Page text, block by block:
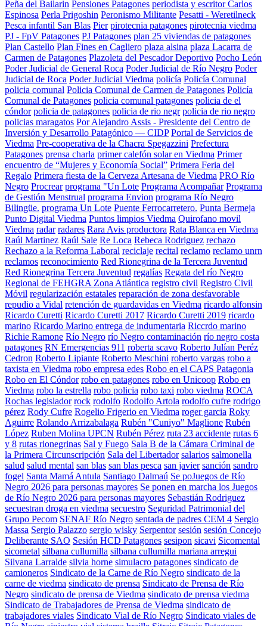
Peña del Bailarin Pensiones Patagones periodista y escritor Carlos
Espinosa Perla Prigoshin Peronismo Militante Pesatti - Weretilneck
Pesca infantil San Blas Pier pirotecnia patagones pirotecnia viedma
PJ - FpV Patagones PJ Patagones plan 25 viviendas de patagones
Plan Castello Plan Fines en Cagliero plaza alsina plaza Lacarra de
Carmen de Patagones Plazoleta del Pescador Deportivo Pocho León
Poder Judicial de General Roca Poder Judicial de Río Negro Poder
Judicial de Roca Poder Judicial Viedma policía Policía Comunal
policia comunal Policia Comunal de Carmen de Patagones Policía
Comunal de Patagones policia comunal patagones policia de el
cóndor policia de patagones policia de rio negr policia de rio negro
policias maragatos Por Alejandro Assis - Presidente del Centro de
Inversión y Desarrollo Patagónico — CIDP Portal de Servicios de
Viedma Pre-cooperativa de la Chacra Spegazzini Prefectura
Patagones prensa charla primer calefón solar en Viedma Primer
encuentro de “Mujeres y Economía Social” Primera Feria del
Regalo Primera fiesta de la Cerveza Artesana de Viedma PRO Río
Negro Procrear programa "Un Lote Programa Acompañar Programa
de Gestión Menstrual programa Envion programa Río Negro
Bilingüe. programa Un Lote Puente Ferrocarretero. Punta Bermeja
Punto Digital Viedma Puntos limpios Viedma Quirofano movil
Viedma radar radares Rara Avis productora Rata Blanca en Viedma
Raúl Martinez Raúl Sale Re Loca Rebeca Rodriguez rechazo
Rechazo a la Reforma Laboral reciclaje recital reclamo reclamo unrn
reclamos reconocimiento Red Rionegrina de la Tercera Juventud
Red Rionegrina Tercera Juventud regalías Regata del río Negro
Regional de FEHGRA Zona Atlántica registro civil Registro Civil
Móvil regularización estatales reparación de zona desfavorable
repudio a Vidal retención de guardavidas en Viedma ricardo alfonsin
Ricardo Curetti Ricardo Curetti 2017 Ricardo Curetti 2019 ricardo
marino Ricardo Marino entrega de indumentaria Riccrdo marino
Richie Ramone Río Negro río Negro contaminación río negro costa
patagones RN Emergencias 911 roberta scavo Roberto Julían Peréz
Cedron Roberto Lipiante Roberto Meschini roberto vargas robo a
taxista en Viedma robo empresa edes Robo en el CAPS Patagonia
Robo en El Cóndor robo en patagones robo en Unicoop Robo en
Viedma robo la estrella robo policia robo taxi robo viedma ROCA
Rochas legislador rock rodolfo Rodolfo Artola rodolfo cufre rodrigo
pérez Rody Cufre Rogelio Frigerio en Viedma roger garcia Roky
Aguirre Rolando Arrizabalaga Rubén "Cuniyo" Maglione Rubén
López Ruben Molina UPCN Rubén Pérez ruta 23 accidente rutas 6
y 8 rutas rionegrinas Sal y Fuego Sala B de la Cámara Criminal de
la Primera Circunscripción Sala del Libertador salarios salmonella
salud salud mental san blas san blas pesca san javier sanción sandro
fogel Santa Mamá Antula Santiago Dalmaú Se poJuegos de Río
Negro 2026 para personas mayores Se ponen en marcha los Juegos
de Río Negro 2026 para personas mayores Sebastián Rodriguez
secuestran droga en viedma secuestro Seguridad Patrimonial del
Grupo Pecom SENAF Río Negro sentada de padres CEM 4 Sergio
Massa Sergio Palazzo sergio wisky Serpentor sesión sesión Concejo
Deliberante SAO Sesión HCD Patagones sesipon sicavi Sicomental
sicometal silbana cullumilla silbana cullumilla mariana arregui
Silvana Larralde silvia horne simulacro patagones sindicato de
camioneros Sindicato de la Carne de Río Negro sindicato de la
carne de viedma sindicato de prensa Sindicato de Prensa de Río
Negro sindicato de prensa de Viedma sindicato de prensa viedma
Sindicato de Trabajadores de Prensa de Viedma sindicato de
trabajadores viales Sindicato Vial de Río Negro Sindicato viales de